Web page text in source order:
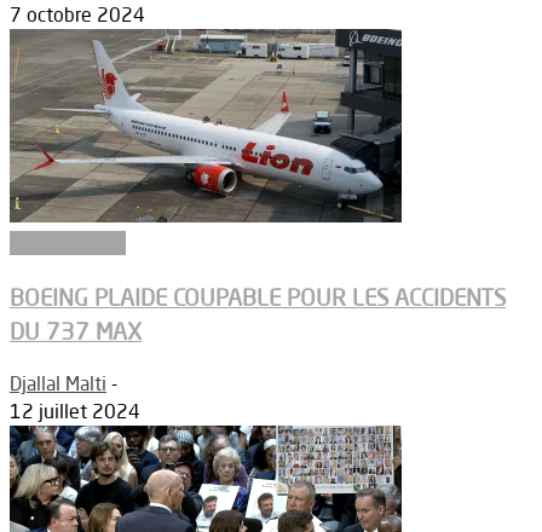
7 octobre 2024
BOEING PLAIDE COUPABLE POUR LES ACCIDENTS
DU 737 MAX
Djallal Malti -
12 juillet 2024